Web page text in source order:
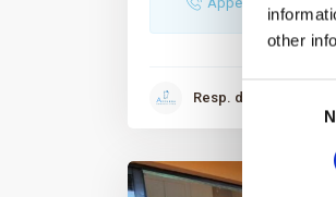
other
Consent
Resp. des locations